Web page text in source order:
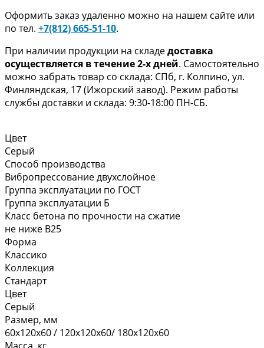
Оформить заказ удаленно можно на нашем сайте или
по тел. +7(812) 665-51-10.
При наличии продукции на складедоставка
осуществляется в течение 2-х дней. Самостоятельно
можно забрать товар со склада: СПб, г. Колпино, ул.
Финляндская, 17 (Ижорский завод). Режим работы
службы доставки и склада: 9:30-18:00 ПН-СБ.
Цвет
Серый
Способ производства
Вибропрессование двухслойное
Группа эксплуатации по ГОСТ
Группа эксплуатации Б
Класс бетона по прочности на сжатие
не ниже В25
Форма
Классико
Коллекция
Стандарт
Цвет
Серый
Размер, мм
60х120х60 / 120х120х60/ 180х120х60